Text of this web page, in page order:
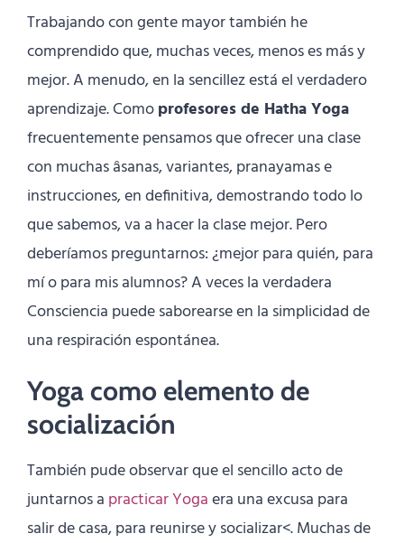
Trabajando con gente mayor también he
comprendido que, muchas veces, menos es más y
mejor. A menudo, en la sencillez está el verdadero
aprendizaje. Comoprofesores de Hatha Yoga
frecuentemente pensamos que ofrecer una clase
con muchas âsanas, variantes, pranayamas e
instrucciones, en definitiva, demostrando todo lo
que sabemos, va a hacer la clase mejor. Pero
deberíamos preguntarnos: ¿mejor para quién, para
mí o para mis alumnos? A veces la verdadera
Consciencia puede saborearse en la simplicidad de
una respiración espontánea.
Yoga como elemento de
socialización
También pude observar que el sencillo acto de
juntarnos a practicar Yogaera una excusa para
salir de casa, para reunirse y socializar<. Muchas de